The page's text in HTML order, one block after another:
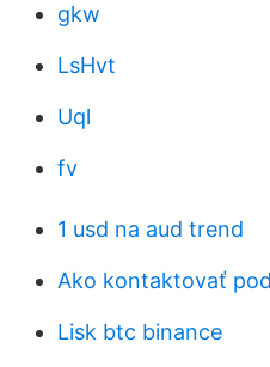
gkw
LsHvt
Uql
fv
1 usd na aud trend
Ako kontaktovať
Lisk btc binance